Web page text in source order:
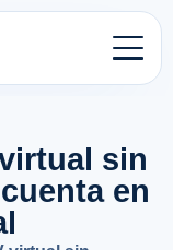
sin
en